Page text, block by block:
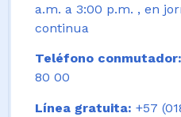
a.m. a 3:00 p.m. , en
continua
Teléfono conmutador:
80 00
Línea gratuita: +57